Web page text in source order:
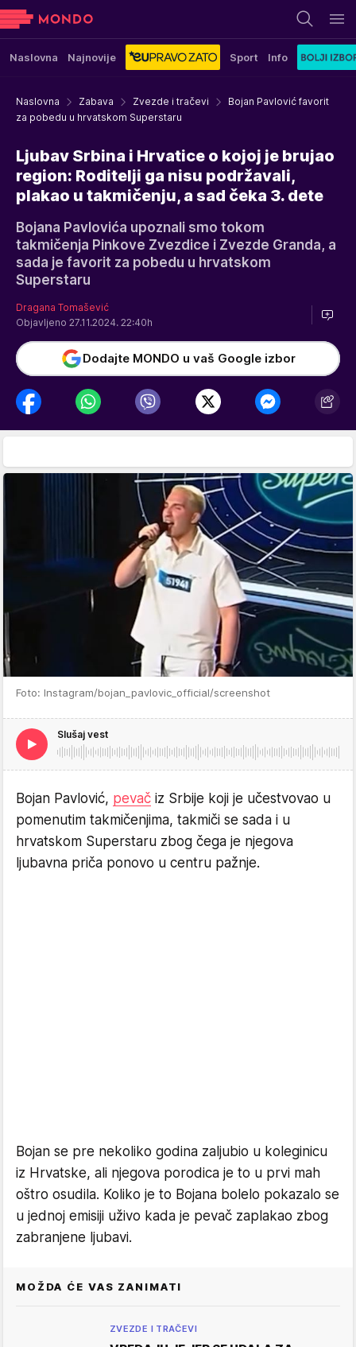
Naslovna Najnovije Sport Info
Naslovna Zabava Zvezde i tračevi
Bojan Pavlović favorit
za pobedu u hrvatskom Superstaru
Ljubav Srbina i Hrvatice o kojoj je brujao
region: Roditelji ga nisu podržavali,
plakao u takmičenju, a sad čeka 3. dete
Bojana Pavlovića upoznali smo tokom
takmičenja Pinkove Zvezdice i Zvezde Granda, a
sada je favorit za pobedu u hrvatskom
Superstaru
Dragana Tomašević
Objavljeno 27.11.2024. 22:40h
Dodajte MONDO u vaš Google izbor
Foto: Instagram/bojan_pavlovic_official/screenshot
Slušaj vest
Bojan Pavlović, pevač iz Srbije koji je učestvovao u
pomenutim takmičenjima, takmiči se sada i u
hrvatskom Superstaru zbog čega je njegova
ljubavna priča ponovo u centru pažnje.
Bojan se pre nekoliko godina zaljubio u koleginicu
iz Hrvatske, ali njegova porodica je to u prvi mah
oštro osudila. Koliko je to Bojana bolelo pokazalo se
u jednoj emisiji uživo kada je pevač zaplakao zbog
zabranjene ljubavi.
MOŽDA ĆE VAS ZANIMATI
ZVEZDE I TRAČEVI